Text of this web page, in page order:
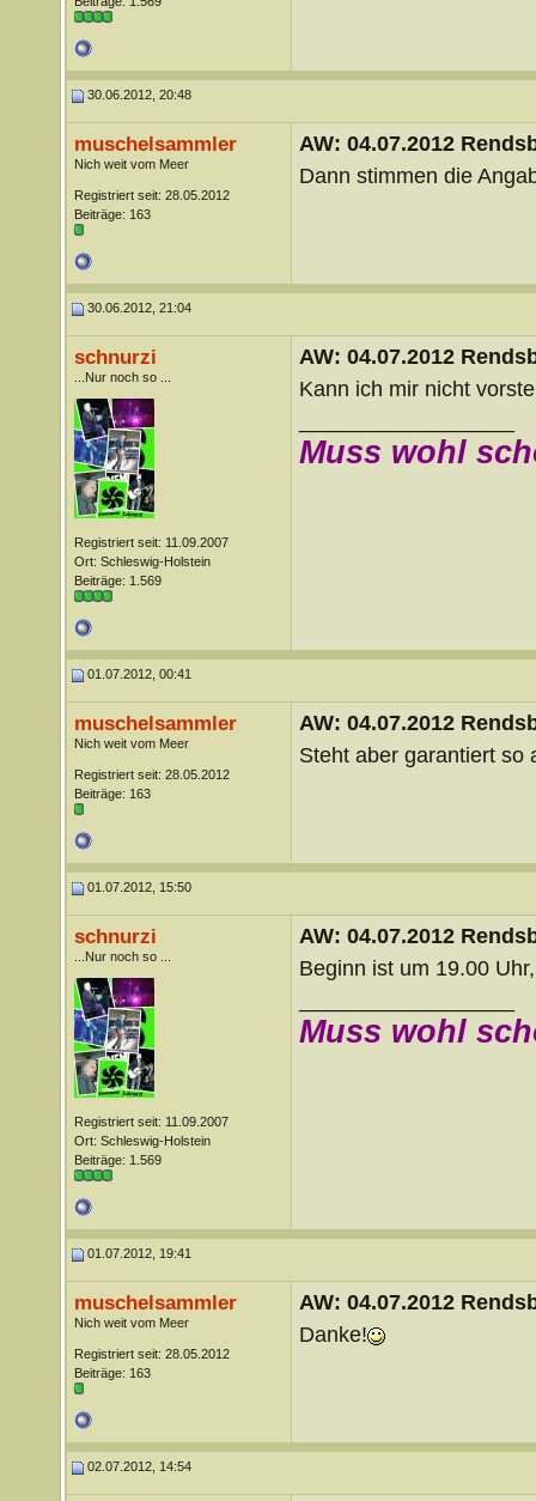
30.06.2012, 20:48
muschelsammler
Nich weit vom Meer
Registriert seit: 28.05.2012
Beiträge: 163
AW: 04.07.2012
Dann stimmen die
30.06.2012, 21:04
schnurzi
...Nur noch so ...
Registriert seit: 11.09.2007
Ort: Schleswig-Holstein
Beiträge: 1.569
AW: 04.07.2012
Kann ich mir nicht
Muss wohl
01.07.2012, 00:41
muschelsammler
Nich weit vom Meer
Registriert seit: 28.05.2012
Beiträge: 163
AW: 04.07.2012
Steht aber garantiert so
01.07.2012, 15:50
schnurzi
...Nur noch so ...
Registriert seit: 11.09.2007
Ort: Schleswig-Holstein
Beiträge: 1.569
AW: 04.07.2012
Beginn ist um 19.00
Muss wohl
01.07.2012, 19:41
muschelsammler
Nich weit vom Meer
Registriert seit: 28.05.2012
Beiträge: 163
AW: 04.07.2012
Danke!
02.07.2012, 14:54